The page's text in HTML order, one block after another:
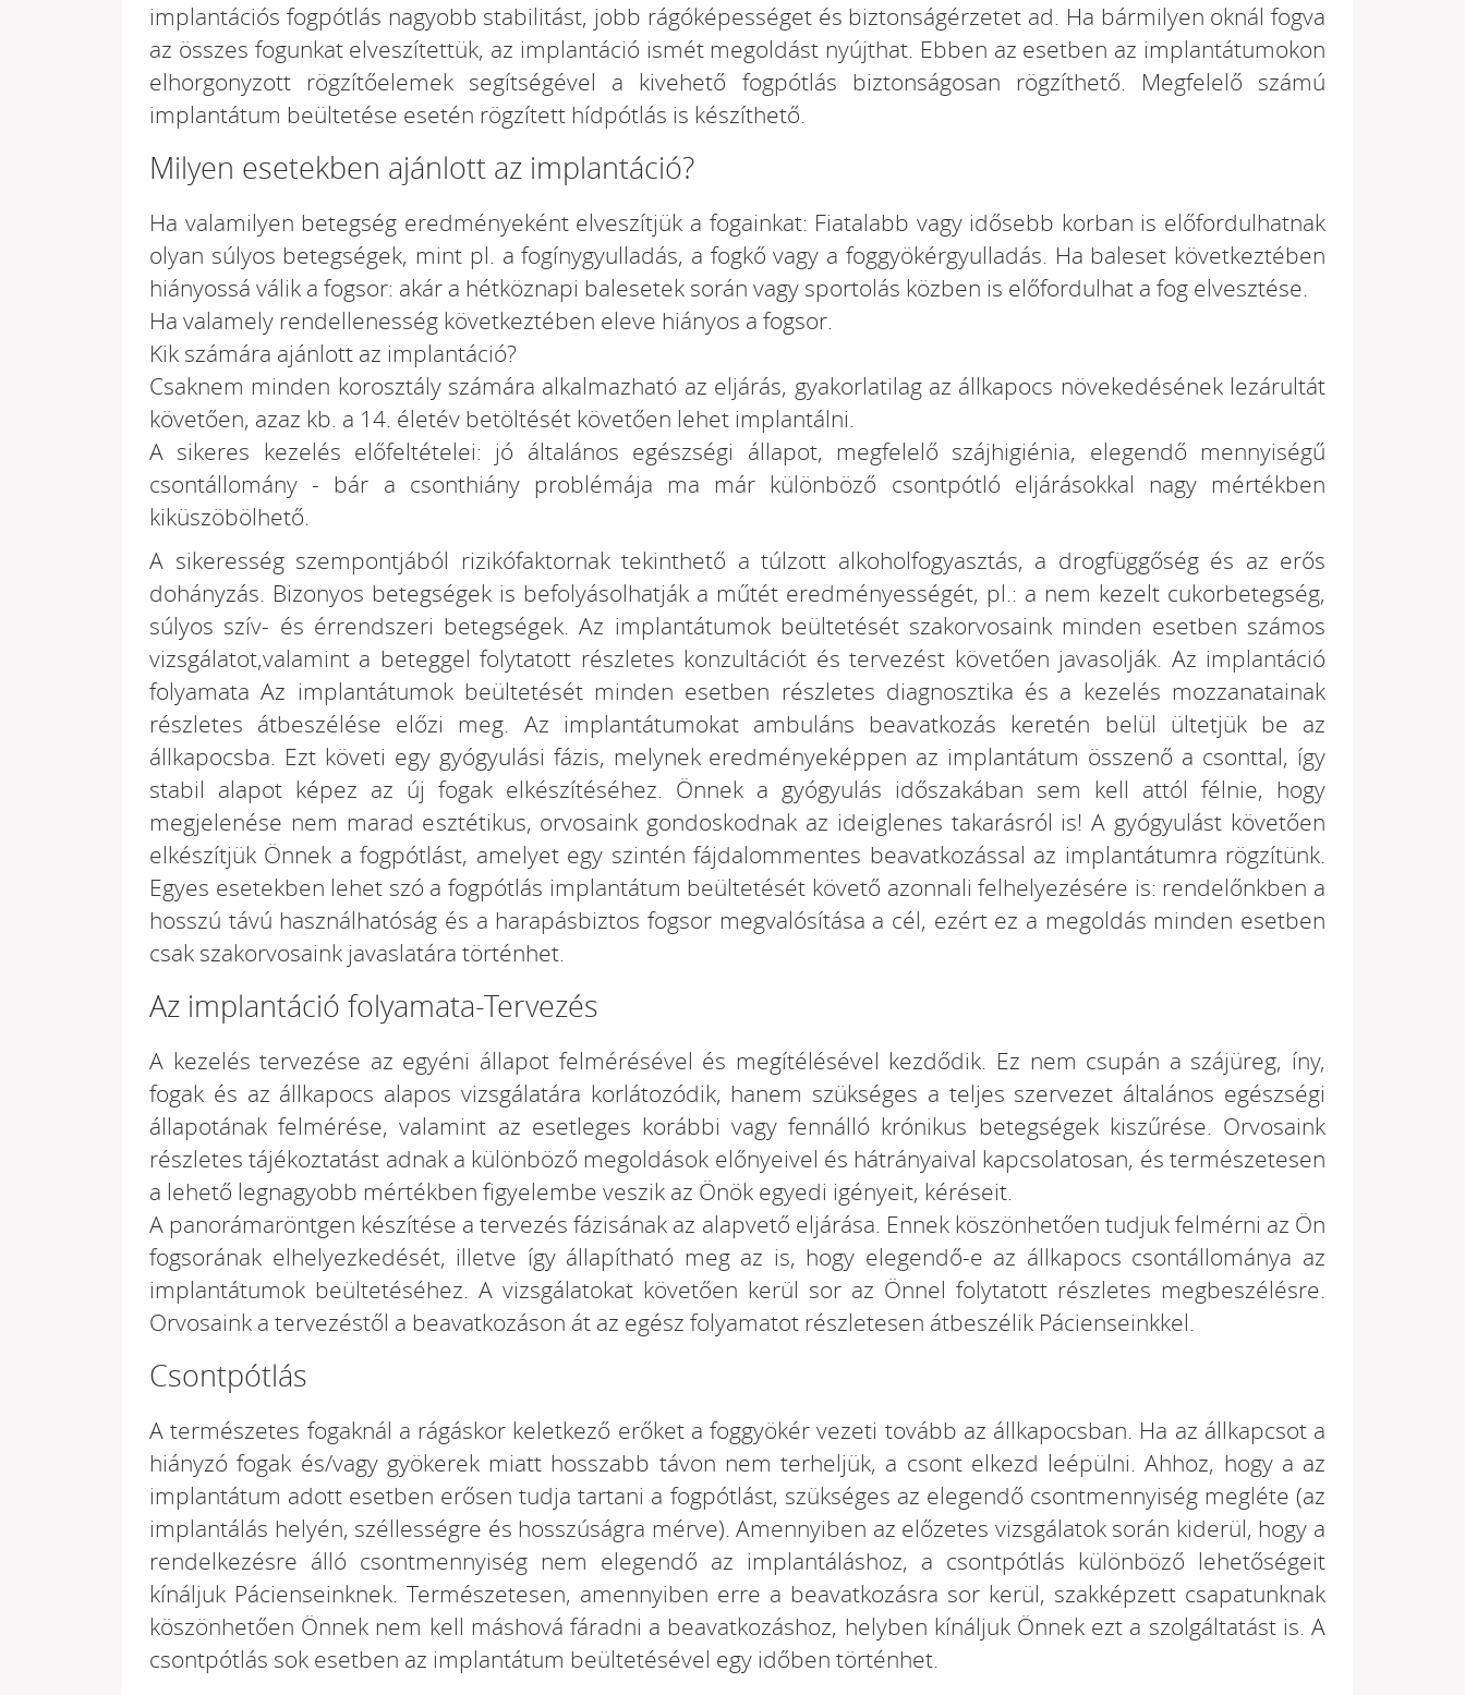
implantációs fogpótlás nagyobb stabilitást, jobb rágóképességet és biztonságérzetet ad. Ha bármilyen oknál fogva
az összes fogunkat elveszítettük, az implantáció ismét megoldást nyújthat. Ebben az esetben az implantátumokon
elhorgonyzott rögzítőelemek segítségével a kivehető fogpótlás biztonságosan rögzíthető. Megfelelő számú
implantátum beültetése esetén rögzített hídpótlás is készíthető.
Milyen esetekben ajánlott az implantáció?
Ha valamilyen betegség eredményeként elveszítjük a fogainkat: Fiatalabb vagy idősebb korban is előfordulhatnak
olyan súlyos betegségek, mint pl. a fogínygyulladás, a fogkő vagy a foggyökérgyulladás. Ha baleset következtében
hiányossá válik a fogsor: akár a hétköznapi balesetek során vagy sportolás közben is előfordulhat a fog elvesztése.
Ha valamely rendellenesség következtében eleve hiányos a fogsor.
Kik számára ajánlott az implantáció?
Csaknem minden korosztály számára alkalmazható az eljárás, gyakorlatilag az állkapocs növekedésének lezárultát
követően, azaz kb. a 14. életév betöltését követően lehet implantálni.
A sikeres kezelés előfeltételei: jó általános egészségi állapot, megfelelő szájhigiénia, elegendő mennyiségű
csontállomány - bár a csonthiány problémája ma már különböző csontpótló eljárásokkal nagy mértékben
kiküszöbölhető.
A sikeresség szempontjából rizikófaktornak tekinthető a túlzott alkoholfogyasztás, a drogfüggőség és az erős
dohányzás. Bizonyos betegségek is befolyásolhatják a műtét eredményességét, pl.: a nem kezelt cukorbetegség,
súlyos szív- és érrendszeri betegségek. Az implantátumok beültetését szakorvosaink minden esetben számos
vizsgálatot,valamint a beteggel folytatott részletes konzultációt és tervezést követően javasolják. Az implantáció
folyamata Az implantátumok beültetését minden esetben részletes diagnosztika és a kezelés mozzanatainak
részletes átbeszélése előzi meg. Az implantátumokat ambuláns beavatkozás keretén belül ültetjük be az
állkapocsba. Ezt követi egy gyógyulási fázis, melynek eredményeképpen az implantátum összenő a csonttal, így
stabil alapot képez az új fogak elkészítéséhez. Önnek a gyógyulás időszakában sem kell attól félnie, hogy
megjelenése nem marad esztétikus, orvosaink gondoskodnak az ideiglenes takarásról is! A gyógyulást követően
elkészítjük Önnek a fogpótlást, amelyet egy szintén fájdalommentes beavatkozással az implantátumra rögzítünk.
Egyes esetekben lehet szó a fogpótlás implantátum beültetését követő azonnali felhelyezésére is: rendelőnkben a
hosszú távú használhatóság és a harapásbiztos fogsor megvalósítása a cél, ezért ez a megoldás minden esetben
csak szakorvosaink javaslatára történhet.
Az implantáció folyamata-Tervezés
A kezelés tervezése az egyéni állapot felmérésével és megítélésével kezdődik. Ez nem csupán a szájüreg, íny,
fogak és az állkapocs alapos vizsgálatára korlátozódik, hanem szükséges a teljes szervezet általános egészségi
állapotának felmérése, valamint az esetleges korábbi vagy fennálló krónikus betegségek kiszűrése. Orvosaink
részletes tájékoztatást adnak a különböző megoldások előnyeivel és hátrányaival kapcsolatosan, és természetesen
a lehető legnagyobb mértékben figyelembe veszik az Önök egyedi igényeit, kéréseit.
A panorámaröntgen készítése a tervezés fázisának az alapvető eljárása. Ennek köszönhetően tudjuk felmérni az Ön
fogsorának elhelyezkedését, illetve így állapítható meg az is, hogy elegendő-e az állkapocs csontállománya az
implantátumok beültetéséhez. A vizsgálatokat követően kerül sor az Önnel folytatott részletes megbeszélésre.
Orvosaink a tervezéstől a beavatkozáson át az egész folyamatot részletesen átbeszélik Pácienseinkkel.
Csontpótlás
A természetes fogaknál a rágáskor keletkező erőket a foggyökér vezeti tovább az állkapocsban. Ha az állkapcsot a
hiányzó fogak és/vagy gyökerek miatt hosszabb távon nem terheljük, a csont elkezd leépülni. Ahhoz, hogy a az
implantátum adott esetben erősen tudja tartani a fogpótlást, szükséges az elegendő csontmennyiség megléte (az
implantálás helyén, széllességre és hosszúságra mérve). Amennyiben az előzetes vizsgálatok során kiderül, hogy a
rendelkezésre álló csontmennyiség nem elegendő az implantáláshoz, a csontpótlás különböző lehetőségeit
kínáljuk Pácienseinknek. Természetesen, amennyiben erre a beavatkozásra sor kerül, szakképzett csapatunknak
köszönhetően Önnek nem kell máshová fáradni a beavatkozáshoz, helyben kínáljuk Önnek ezt a szolgáltatást is. A
csontpótlás sok esetben az implantátum beültetésével egy időben történhet.